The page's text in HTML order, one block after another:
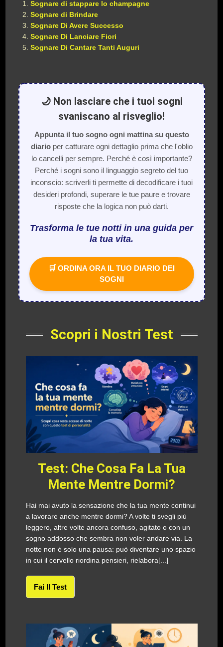
Sognare di stappare lo champagne
Sognare di Brindare
Sognare Di Avere Successo
Sognare Di Lanciare Fiori
Sognare Di Cantare Tanti Auguri
🌙 Non lasciare che i tuoi sogni
svaniscano al risveglio!
Appunta il tuo sogno ogni mattina su questo
diarioper catturare ogni dettaglio prima che l'oblio
lo cancelli per sempre. Perché è così importante?
Perché i sogni sono il linguaggio segreto del tuo
inconscio: scriverli ti permette di decodificare i tuoi
desideri profondi, superare le tue paure e trovare
risposte che la logica non può darti.
Trasforma le tue notti in una guida per
la tua vita.
🛒 ORDINA ORA IL TUO DIARIO DEI
SOGNI
Scopri i Nostri Test
Test: Che Cosa Fa La Tua
Mente Mentre Dormi?
Hai mai avuto la sensazione che la tua mente continui
a lavorare anche mentre dormi? A volte ti svegli più
leggero, altre volte ancora confuso, agitato o con un
sogno addosso che sembra non voler andare via. La
notte non è solo una pausa: può diventare uno spazio
in cui il cervello riordina pensieri, rielabora[...]
Fai Il Test